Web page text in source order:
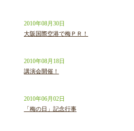
2010年08月30日
大阪国際空港で梅ＰＲ！
2010年08月18日
講演会開催！
2010年06月02日
「梅の日」記念行事